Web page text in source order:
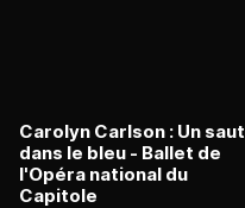
Carolyn Carlson : Un saut
dans le bleu - Ballet de
l'Opéra national du
Capitole